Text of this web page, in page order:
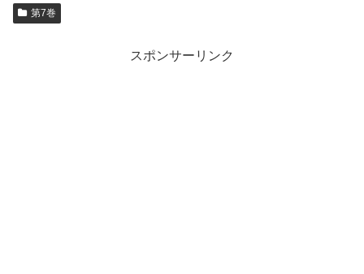
第7巻
スポンサーリンク